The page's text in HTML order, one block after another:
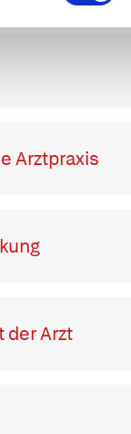
Arztpraxis
der Arzt